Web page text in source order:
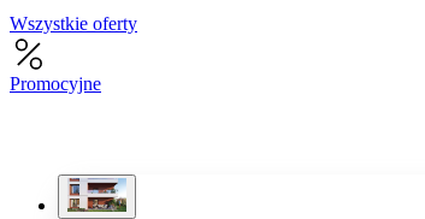
Wszystkie oferty
Promocyjne